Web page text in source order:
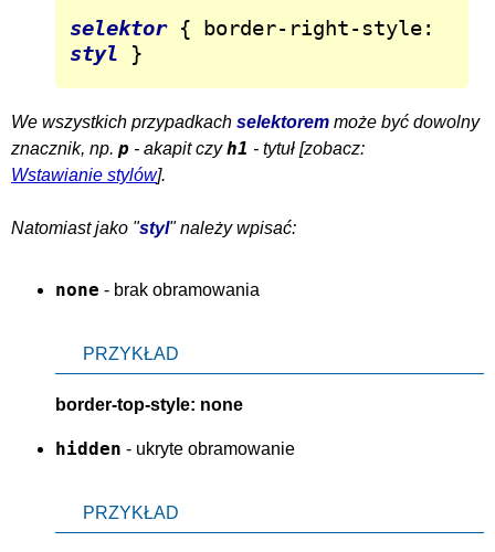
selektor
styl }
We wszystkich przypadkach selektorem może być dowolny
znacznik, np. p - akapit czyh1 - tytuł [zobacz:
Wstawianie stylów].
Natomiast jako "styl" należy wpisać:
none - brak obramowania
PRZYKŁAD
border-top-style: none
hidden - ukryte obramowanie
PRZYKŁAD